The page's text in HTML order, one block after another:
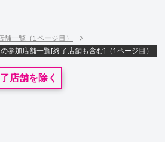
一覧（1ページ目） >
参加店舗一覧[終了店舗も含む]（1ページ目）
店舗を除く